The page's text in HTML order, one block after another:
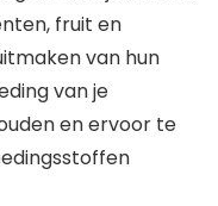
fruit en
van hun
van je
en ervoor te